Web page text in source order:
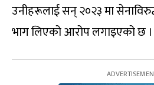
उनीहरूलाई सन् २०२३ मा
भाग लिएको आरोप लगाइएको छ ।